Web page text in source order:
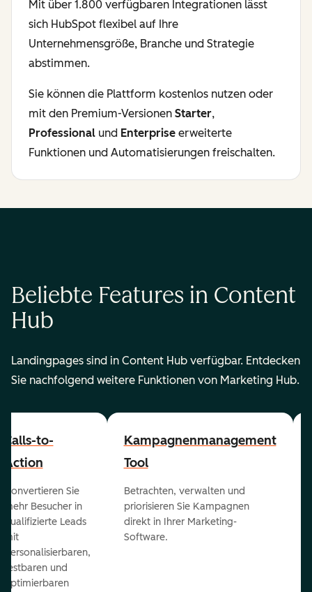
Mit über 1.800 verfügbaren Integrationen lässt
sich HubSpot flexibel auf Ihre
Unternehmensgröße, Branche und Strategie
abstimmen.
Sie können die Plattform kostenlos nutzen oder
mit den Premium-Versionen Starter,
Professional und Enterprise erweiterte
Funktionen und Automatisierungen freischalten.
Beliebte Features in Content
Hub
Landingpages sind in Content Hub verfügbar. Entdecken
Sie nachfolgend weitere Funktionen von Marketing Hub.
Calls-to-
Action
Konvertieren Sie
mehr Besucher in
qualifizierte Leads
mit
personalisierbaren,
testbaren und
optimierbaren
Kampagnenmanagement
Tool
Betrachten, verwalten und
priorisieren Sie Kampagnen
direkt in Ihrer Marketing-
Software.